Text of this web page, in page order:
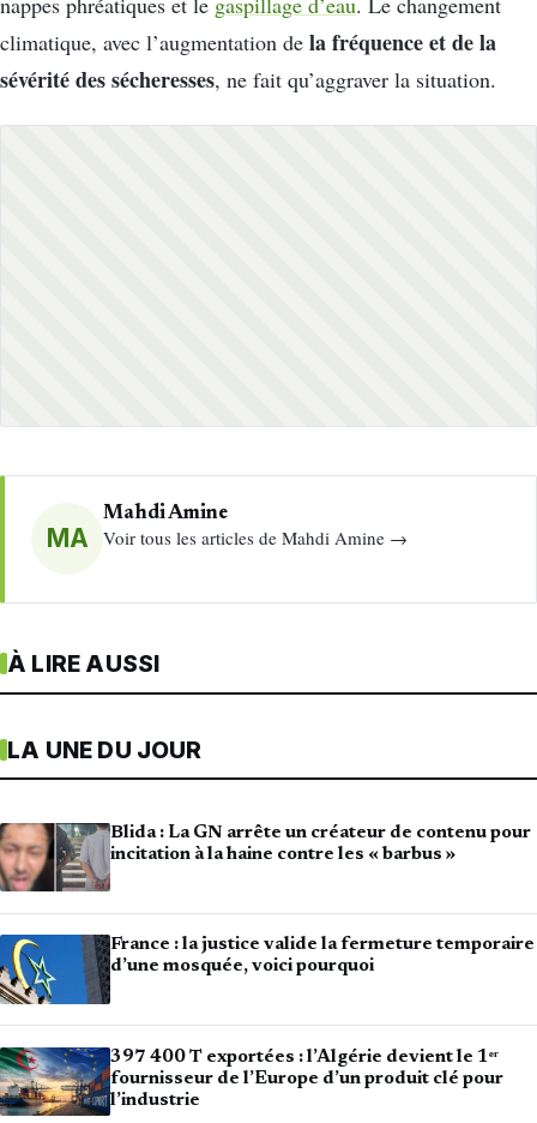
climatique, avec l’augmentation de la fréquence et de la
sévérité des sécheresses, ne fait qu’aggraver la situation.
MA
Mahdi Amine
Voir tous les articles de Mahdi Amine →
À LIRE AUSSI
LA UNE DU JOUR
Blida : La GN arrête un créateur de contenu pour
incitation à la haine contre les « barbus »
France : la justice valide la fermeture temporaire
d’une mosquée, voici pourquoi
397 400 T exportées : l’Algérie devient le 1ᵉʳ
fournisseur de l’Europe d’un produit clé pour
l’industrie